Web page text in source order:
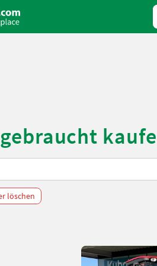
sortiert
löschen